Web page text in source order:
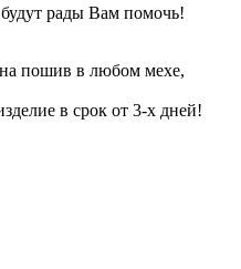
рады Вам помочь!
пошив в любом мехе,
в срок от 3-х дней!